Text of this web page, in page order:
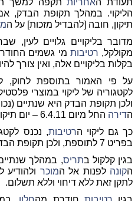
הליקוי. במהלך תקופת הבדק,
תיקון, חובה [להבדיל מזכות] על ה
מדובר בליקויים גלויים לעין,
מקולקל, רטיבות מי גשמים
בקלות בליקויים אלה, ואין צורך
על פי האמור בתוספת לחוק,
ולכן תקופת הבדק היא שנתיים
הדירה החל מיום 6.4.11 – יום תיקון התוספת).
כך גם ליקוי הרטיבות, נכנס
בפריט 7 לתוספת, ולכן תקופת הבדק היא ארבע שנים.
בגין קלקול בתריס, במהלך
הקונה לפנות אל המוכר ולהודיע
לתקן זאת ללא דיחוי וללא תשלום.